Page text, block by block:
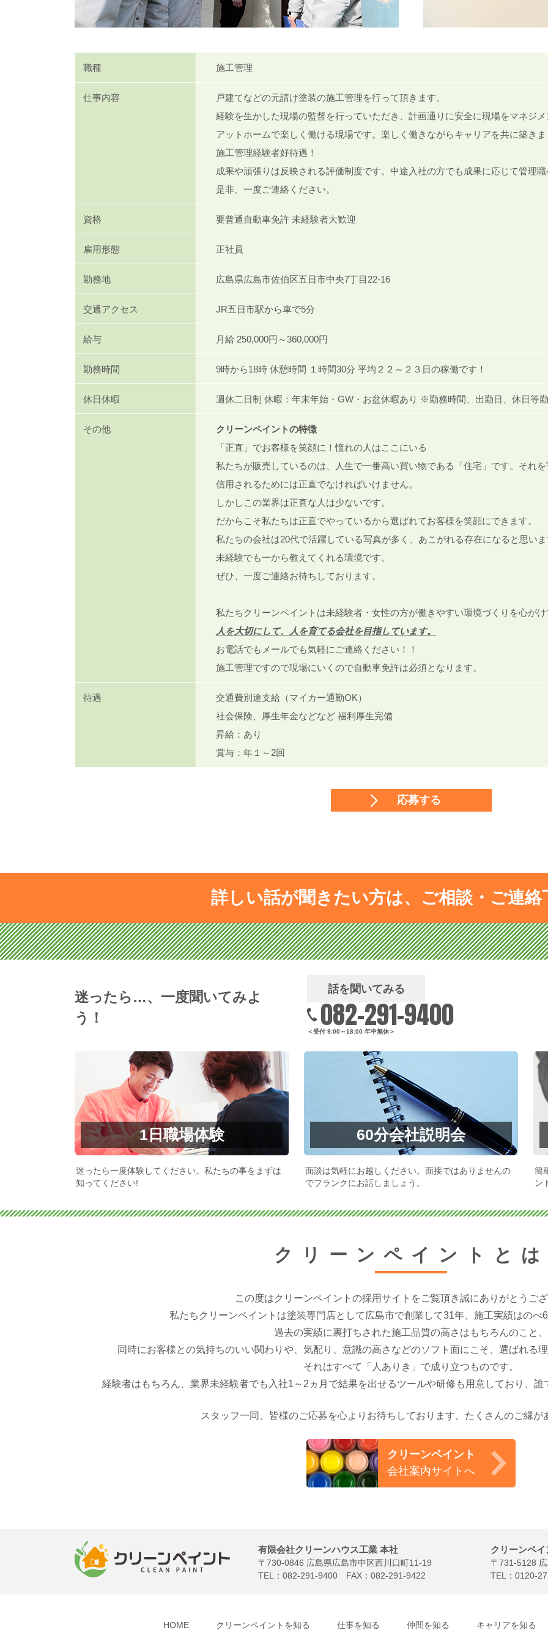
職種 施工管理
仕事内容
戸建てなどの元請け塗装の施工管理を行って頂きます。
経験を生かした現場の監督を行っていただき、計画通りに安全に現場をマネジメ
アットホームで楽しく働ける現場です。楽しく働きながらキャリアを共に築きま
施工管理経験者好待遇！
成果や頑張りは反映される評価制度です。中途入社の方でも成果に応じて管理職
是非、一度ご連絡ください。
資格 要普通自動車免許 未経験者大歓迎
雇用形態 正社員
勤務地 広島県広島市佐伯区五日市中央7丁目22-16
交通アクセス JR五日市駅から車で5分
給与 月給 250,000円～360,000円
勤務時間 9時から18時 休憩時間 １時間30分 平均２２～２３日の稼働です！
休日休暇 週休二日制 休暇：年末年始・GW・お盆休暇あり ※勤務時間、出勤日、休日等勤
その他
クリーンペイントの特徴
「正直」でお客様を笑顔に！憧れの人はここにいる
私たちが販売しているのは、人生で一番高い買い物である「住宅」です。それ
信用されるためには正直でなければいけません。
しかしこの業界は正直な人は少ないです。
だからこそ私たちは正直でやっているから選ばれてお客様を笑顔にできます。
私たちの会社は20代で活躍している写真が多く、あこがれる存在になると思いま
未経験でも一から教えてくれる環境です。
ぜひ、一度ご連絡お待ちしております。
私たちクリーンペイントは未経験者・女性の方が働きやすい環境づくりを心がけ
人を大切にして、人を育てる会社を目指しています。
お電話でもメールでも気軽にご連絡ください！！
施工管理ですので現場にいくので自動車免許は必須となります。
待遇
交通費別途支給（マイカー通勤OK）
社会保険、厚生年金などなど 福利厚生完備
昇給：あり
賞与：年１～2回
応募する
詳しい話が聞きたい方は、ご相談・ご連絡
迷ったら…、一度聞いてみよ
う！
話を聞いてみる
082-291-9400
＜受付 9:00～18:00 年中無休＞
1日職場体験
迷ったら一度体験してください。私たちの事をまずは
知ってください!
60分会社説明会
面談は気軽にお越しください。面接ではありませんの
でフランクにお話しましょう。
簡
ン
クリーンペイントとは
この度はクリーンペイントの採用サイトをご覧頂き誠にありがとうござ
私たちクリーンペイントは塗装専門店として広島市で創業して31年、施工実績はのべ
過去の実績に裏打ちされた施工品質の高さはもちろんのこと、
同時にお客様との気持ちのいい関わりや、気配り、意識の高さなどのソフト面にこそ、選ばれる
それはすべて「人ありき」で成り立つものです。
経験者はもちろん、業界未経験者でも入社1～2ヵ月で結果を出せるツールや研修も用意しており、誰
スタッフ一同、皆様のご応募を心よりお待ちしております。たくさんのご縁が
クリーンペイント
会社案内サイトへ
有限会社クリーンハウス工業 本社
〒730-0846 広島県広島市中区西川口町11-19
TEL： 082-291-9400 FAX：082-291-9422
クリーンペ
〒731-5128
TEL： 0120-
HOME クリーンペイントを知る 仕事を知る 仲間を知る キャリアを知る